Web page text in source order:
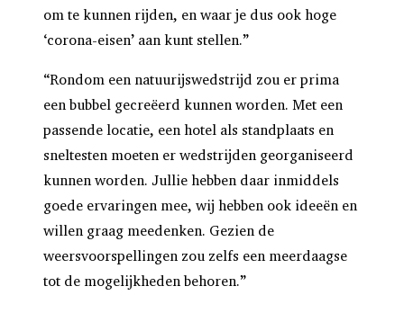
om te kunnen rijden, en waar je dus ook hoge
‘corona-eisen’ aan kunt stellen.”
“Rondom een natuurijswedstrijd zou er prima
een bubbel gecreëerd kunnen worden. Met een
passende locatie, een hotel als standplaats en
sneltesten moeten er wedstrijden georganiseerd
kunnen worden. Jullie hebben daar inmiddels
goede ervaringen mee, wij hebben ook ideeën en
willen graag meedenken. Gezien de
weersvoorspellingen zou zelfs een meerdaagse
tot de mogelijkheden behoren.”